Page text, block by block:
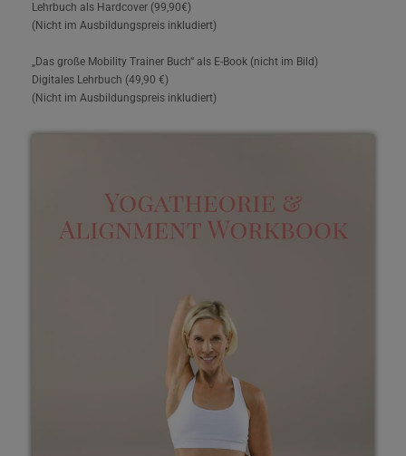
Lehrbuch als Hardcover (99,90€)
(Nicht im Ausbildungspreis inkludiert)
„Das große Mobility Trainer Buch“ als E-Book (nicht im Bild)
Digitales Lehrbuch (49,90 €)
(Nicht im Ausbildungspreis inkludiert)